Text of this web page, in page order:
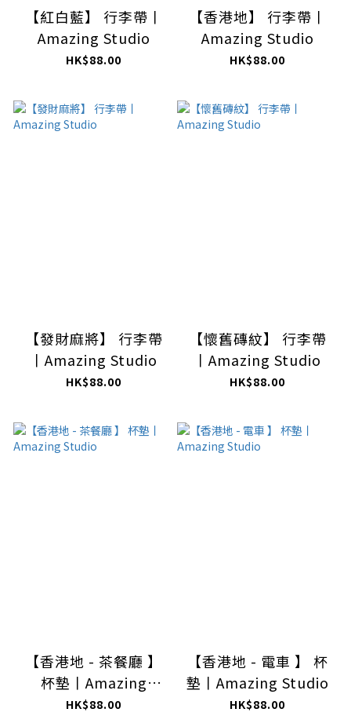
【紅白藍】 行李帶丨
Amazing Studio
HK$88.00
【香港地】 行李帶丨
Amazing Studio
HK$88.00
【發財麻將】 行李帶
丨Amazing Studio
HK$88.00
【懷舊磚紋】 行李帶
丨Amazing Studio
HK$88.00
【香港地 - 茶餐廳 】
杯墊丨Amazing
Studio
HK$88.00
【香港地 - 電車 】 杯
墊丨Amazing Studio
HK$88.00